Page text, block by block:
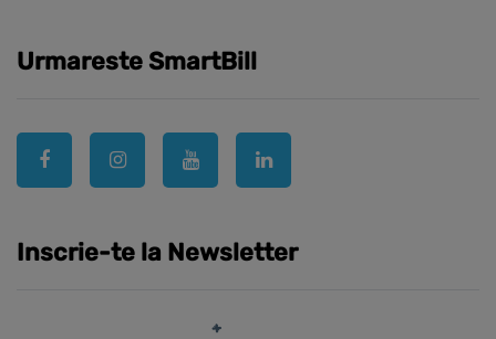
Urmareste SmartBill
Inscrie-te la Newsletter